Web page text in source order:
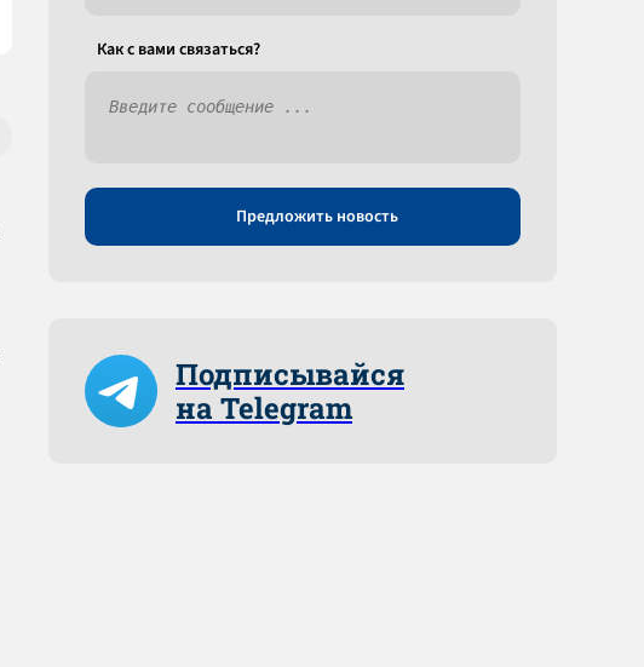
Как c вами связаться?
Предложить новость
Подписывайся
на Telegram